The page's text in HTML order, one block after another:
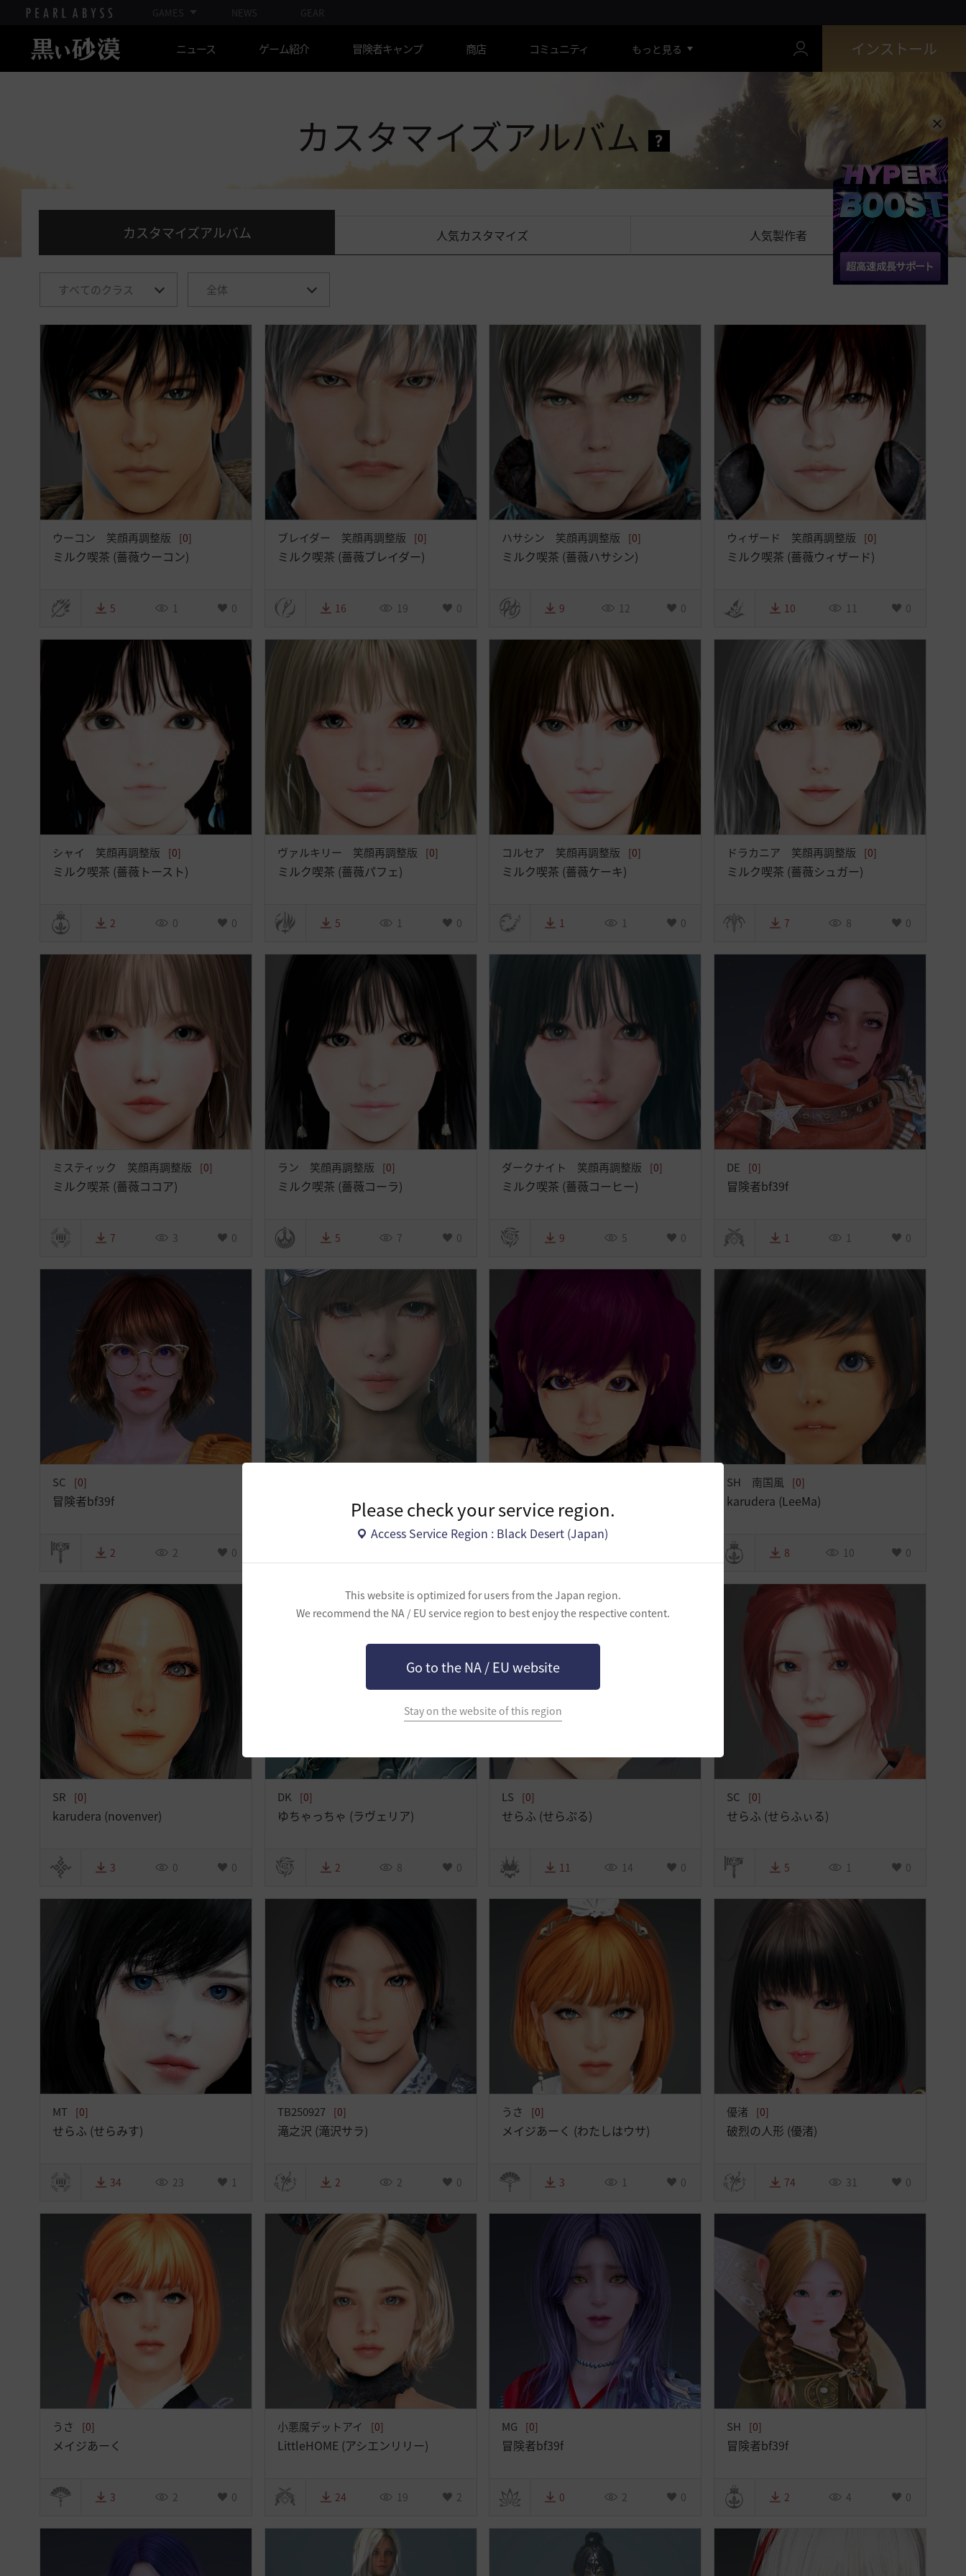
GAMES NEWS GEAR
Please check your service region.
Access Service Region : Black Desert (Japan)
This website is optimized for users from the Japan region.
We recommend the NA / EU service region to best enjoy the respective content.
Go to the NA / EU website
Stay on the website of this region
ニュース ゲーム紹介 冒険者キャンプ 商店 コミュニティ もっと見る インストール
カスタマイズアルバム
カスタマイズアルバム 人気カスタマイズ 人気製作者
択
ウーコン 笑顔再調整版 [0]
ミルク喫茶 (薔薇ウーコン)
5 1 0
ブレイダー 笑顔再調整版 [0]
ミルク喫茶 (薔薇ブレイダー)
16 19 0
ハサシン 笑顔再調整版 [0]
ミルク喫茶 (薔薇ハサシン)
9 12 0
ウィザード 笑顔再調整版 [0]
ミルク喫茶 (薔薇ウィザード)
10 11 0
シャイ 笑顔再調整版 [0]
ミルク喫茶 (薔薇トースト)
2 0 0
ヴァルキリー 笑顔再調整版 [0]
ミルク喫茶 (薔薇パフェ)
5 1 0
コルセア 笑顔再調整版 [0]
ミルク喫茶 (薔薇ケーキ)
1 1 0
ドラカニア 笑顔再調整版 [0]
ミルク喫茶 (薔薇シュガー)
7 8 0
ミスティック 笑顔再調整版 [0]
ミルク喫茶 (薔薇ココア)
7 3 0
ラン 笑顔再調整版 [0]
ミルク喫茶 (薔薇コーラ)
5 7 0
ダークナイト 笑顔再調整版 [0]
ミルク喫茶 (薔薇コーヒー)
9 5 0
DE [0]
冒険者bf39f
1 1 0
SC [0]
冒険者bf39f
2 2 0
グレーデル (ファべル) ケロケロ家 (チェリードリーミィ)
SH 南国風 [0]
karudera (LeeMa)
8 10 0
SR [0]
karudera (novenver)
3 0 0
DK [0]
ゆちゃっちゃ (ラヴェリア)
2 8 0
LS [0]
せらふ (せらぷる)
11 14 0
SC [0]
せらふ (せらふぃる)
5 1 0
MT [0]
せらふ (せらみす)
34 23 1
TB250927 [0]
滝之沢 (滝沢サラ)
2 2 0
うさ [0]
メイジあーく (わたしはウサ)
3 1 0
優渚 [0]
破烈の人形 (優渚)
74 31 0
うさ [0]
メイジあーく
3 2 0
小悪魔デットアイ [0]
LittleHOME (アシエンリリー)
24 19 2
MG [0]
冒険者bf39f
0 2 0
SH [0]
冒険者bf39f
2 4 0